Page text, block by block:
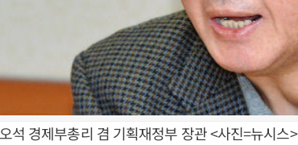
석 경제부총리 겸 기획재정부 장관 <사진=뉴시스>